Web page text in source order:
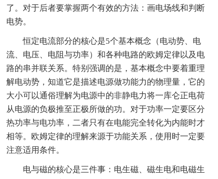
了。对于后者要掌握两个有效的方法：画电场线和判断
电势。
恒定电流部分的核心是5个基本概念（电动势、电
流、电压、电阻与功率）和各种电路的欧姆定律以及电
路的串并联关系。特别强调的是，基本概念中要着重理
解电动势，知道它是描述电源做功能力的物理量，它的
大小可以通俗理解为电源中的非静电力将一库仑正电荷
从电源的负极推至正极所做的功。对于功率一定要区分
热功率与电功率，二者只有在电能完全转化为内能时才
相等。欧姆定律的理解来源于功能关系，使用时一定要
注意适用条件。
电与磁的核心是三件事：电生磁、磁生电和电磁生